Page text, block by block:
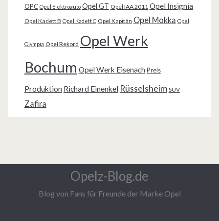
OPC Opel Elektroauto Opel GT Opel IAA 2011 Opel Insignia
Opel Kadett B Opel Kadett C Opel Kapitän Opel Mokka Opel
Olympia Opel Rekord Opel Werk
Bochum Opel Werk Eisenach Preis
Produktion Richard Einenkel Rüsselsheim SUV
Zafira
Opelz-Blog.de
Blog von Fans für Freunde der Marke Opel